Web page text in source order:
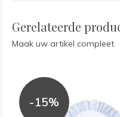
Gerelateerde
Maak uw artikel compleet
-15%